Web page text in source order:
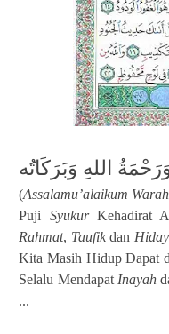
اللهِ وَبَرَكَاتُه
(Assalamu’alaikum
Puji SyukurKehadirat
Rahmat, Taufikdan
Kita Masih Hidup Dapat
Selalu Mendapat Inayah
...